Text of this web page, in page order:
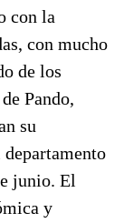
con la
con mucho
de los
Pando,
su
junio. El
y